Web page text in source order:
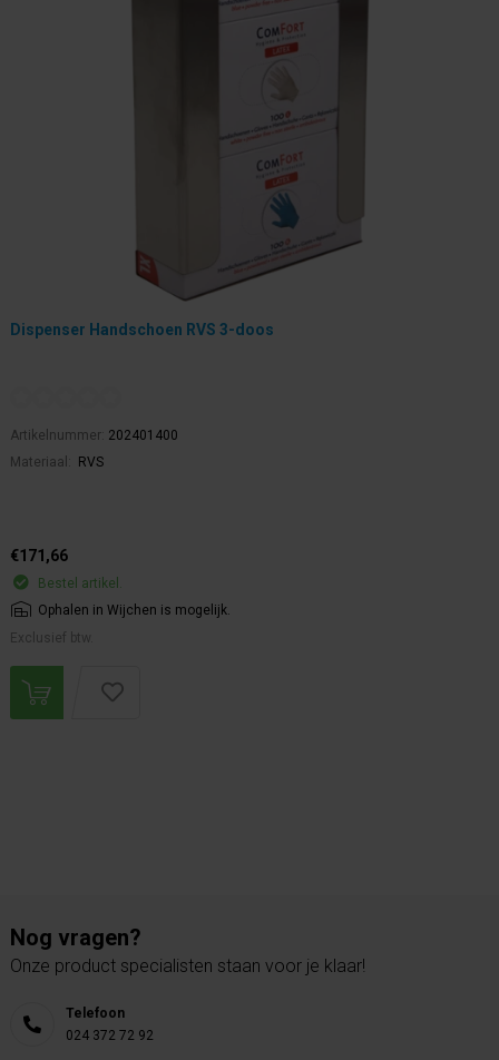
Dispenser Handschoen RVS 3-doos
Artikelnummer: 202401400
Materiaal:
RVS
€171,66
Bestel artikel.
Ophalen in Wijchen is mogelijk.
Exclusief btw.
Nog vragen?
Onze product specialisten staan voor je klaar!
Telefoon
024 372 72 92